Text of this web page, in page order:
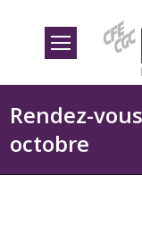
Rendez-
octobre